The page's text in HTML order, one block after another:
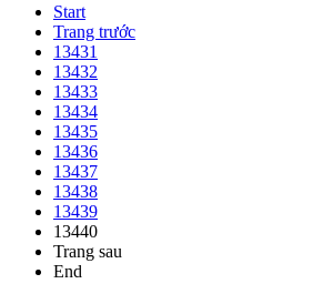
Start
Trang trước
13431
13432
13433
13434
13435
13436
13437
13438
13439
13440
Trang sau
End